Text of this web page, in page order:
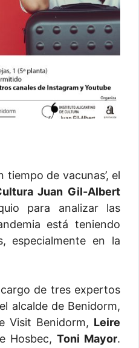
tiempo de vacunas’, el
Juan Gil-Albert
para analizar las
está teniendo
especialmente en la
de tres expertos
alcalde de Benidorm,
Visit Benidorm, Leire
Hosbec, Toni Mayor.